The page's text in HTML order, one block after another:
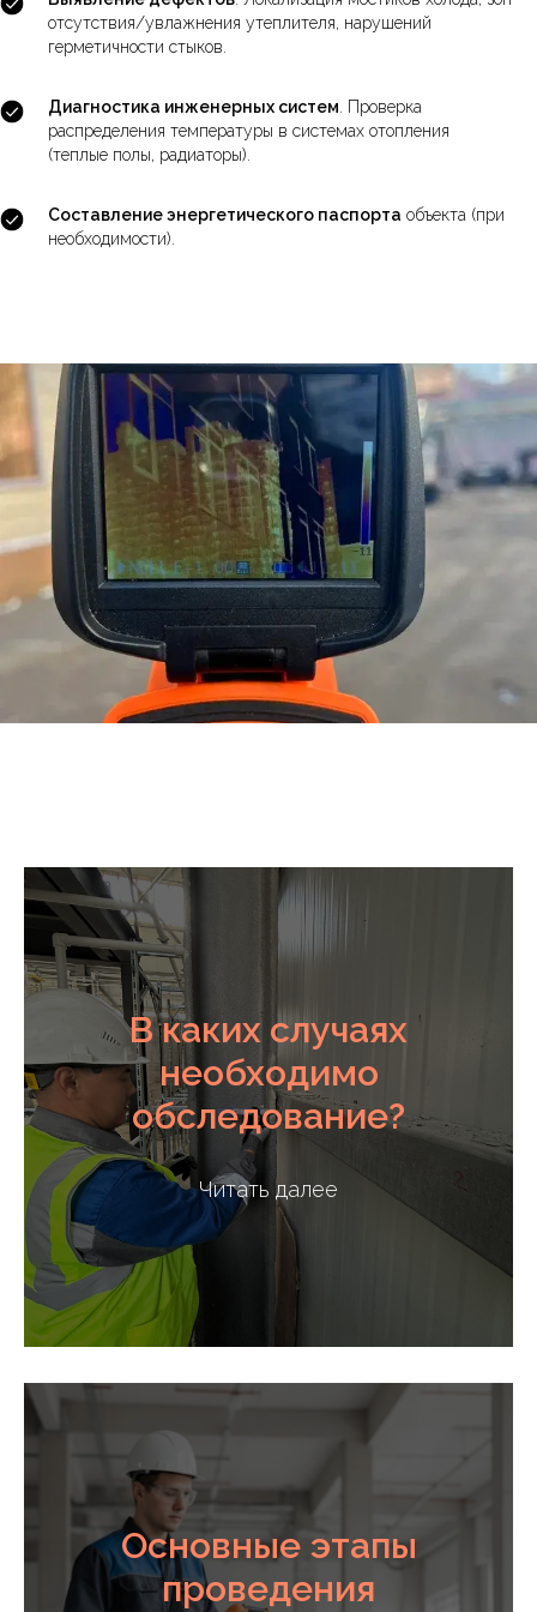
отсутствия/увлажнения утеплителя, нарушений
герметичности стыков.
Диагностика инженерных систем . Проверка
распределения температуры в системах отопления
(теплые полы, радиаторы).
Составление энергетического паспорта объекта (при
необходимости).
В каких случаях
необходимо
обследование?
Читать далее
Основные этапы
проведения